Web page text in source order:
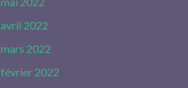
avril 2022
mars 2022
février 2022